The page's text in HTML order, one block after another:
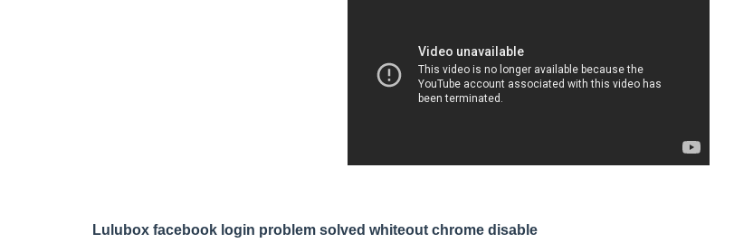
Lulubox facebook login problem solved whiteout chrome disable